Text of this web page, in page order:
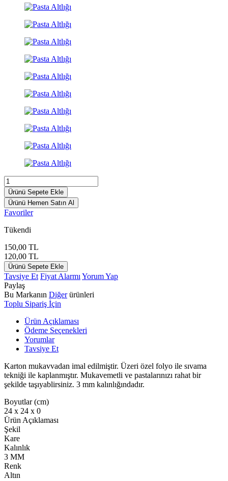
Ürünü Sepete Ekle
Ürünü Hemen Satın Al
Favoriler
Tükendi
150,00 TL
120,00 TL
Ürünü Sepete Ekle
Tavsiye Et Fiyat Alarmı Yorum Yap
Paylaş
Bu Markanın Diğerürünleri
Toplu Sipariş İçin
Ürün Açıklaması
Ödeme Seçenekleri
Yorumlar
Tavsiye Et
Karton mukavvadan imal edilmiştir. Üzeri özel folyo ile sıvama
tekniği ile kaplanmıştır. Mukavemetli ve pastalarınızı rahat bir
şekilde taşıyablirsiniz. 3 mm kalınlığındadır.
Boyutlar (cm)
24 x 24 x 0
Ürün Açıklaması
Şekil
Kare
Kalınlık
3 MM
Renk
Altın